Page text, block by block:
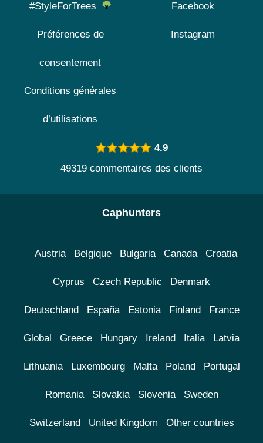
#StyleForTrees
Préférences de
consentement
Conditions générales
d’utilisations
Facebook
Instagram
4.9
49319 commentaires des clients
Caphunters
Austria Belgique Bulgaria Canada Croatia
Cyprus Czech Republic Denmark
Deutschland España Estonia Finland France
Global Greece Hungary Ireland Italia Latvia
Lithuania Luxembourg Malta Poland Portugal
Romania Slovakia Slovenia Sweden
Switzerland United Kingdom Other countries